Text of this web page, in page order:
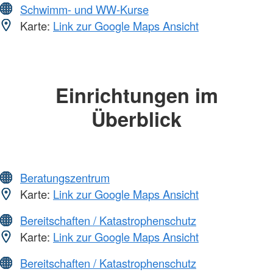
Schwimm- und WW-Kurse
Karte: Link zur Google Maps Ansicht
Einrichtungen im
Überblick
Beratungszentrum
Karte: Link zur Google Maps Ansicht
Bereitschaften / Katastrophenschutz
Karte: Link zur Google Maps Ansicht
Bereitschaften / Katastrophenschutz